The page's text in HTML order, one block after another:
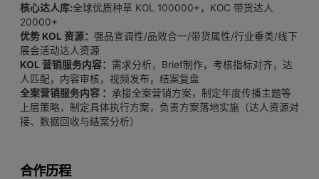
核心达人库:全球优质种草 KOL 100000+，KOC 带货达人
20000+
优势 KOL 资源： 强品宣调性/品效合一/带货属性/行业垂类/线下
展会活动达人资源
KOL 营销服务内容： 需求分析，Brief制作，考核指标对齐，达
人匹配，内容审核，视频发布，结案复盘
全案营销服务内容 ： 承接全案营销方案，制定年度传播主题等
上层策略，制定具体执行方案，负责方案落地实施（达人资源对
接、数据回收与结案分析）
合作历程